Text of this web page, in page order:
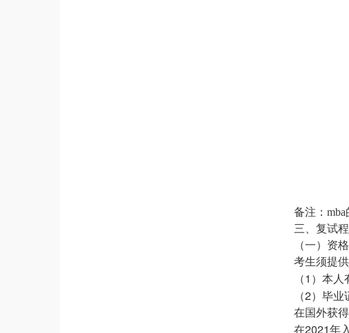
备注： mba
三、复试
（一）资
考生须提
（1 ）本人
（2）毕业
在国外获
在2021年